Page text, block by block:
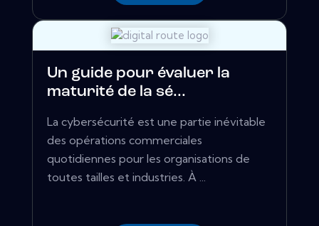
Un guide pour évaluer la
maturité de la sé...
La cybersécurité est une partie inévitable
des opérations commerciales
quotidiennes pour les organisations de
toutes tailles et industries. À ...